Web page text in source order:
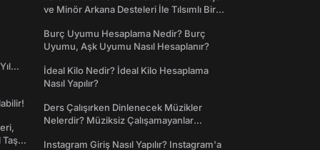
Taş
ve Minör Arkana Desteleri İle Tılsımlı Bir
Burç Uyumu Hesaplama Nedir? Burç
Uyumu, Aşk Uyumu Nasıl Hesaplanır?
İdeal Kilo Nedir? İdeal Kilo Hesaplama
Nasıl Yapılır?
Ders Çalışırken Dinlenecek Müzikler
Nelerdir? Müziksiz Çalışamayanlar
Instagram Giriş Nasıl Yapılır? Instagram'a